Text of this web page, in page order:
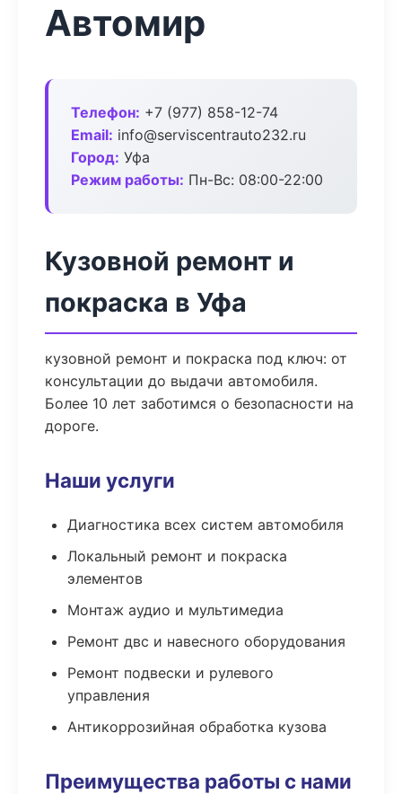
Автомир
Телефон: +7 (977) 858-12-74
Email: info@serviscentrauto232.ru
Город: Уфа
Режим работы: Пн-Вс: 08:00-22:00
Кузовной ремонт и
покраска в Уфа
кузовной ремонт и покраска под ключ: от
консультации до выдачи автомобиля.
Более 10 лет заботимся о безопасности на
дороге.
Наши услуги
Диагностика всех систем автомобиля
Локальный ремонт и покраска
элементов
Монтаж аудио и мультимедиа
Ремонт двс и навесного оборудования
Ремонт подвески и рулевого
управления
Антикоррозийная обработка кузова
Преимущества работы с нами